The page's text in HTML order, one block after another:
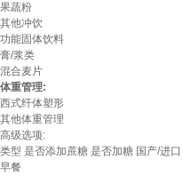
果蔬粉
其他冲饮
功能固体饮料
膏/浆类
混合麦片
体重管理:
西式纤体塑形
其他体重管理
高级选项:
类型 是否添加蔗糖 是否加糖 国产/进口
早餐